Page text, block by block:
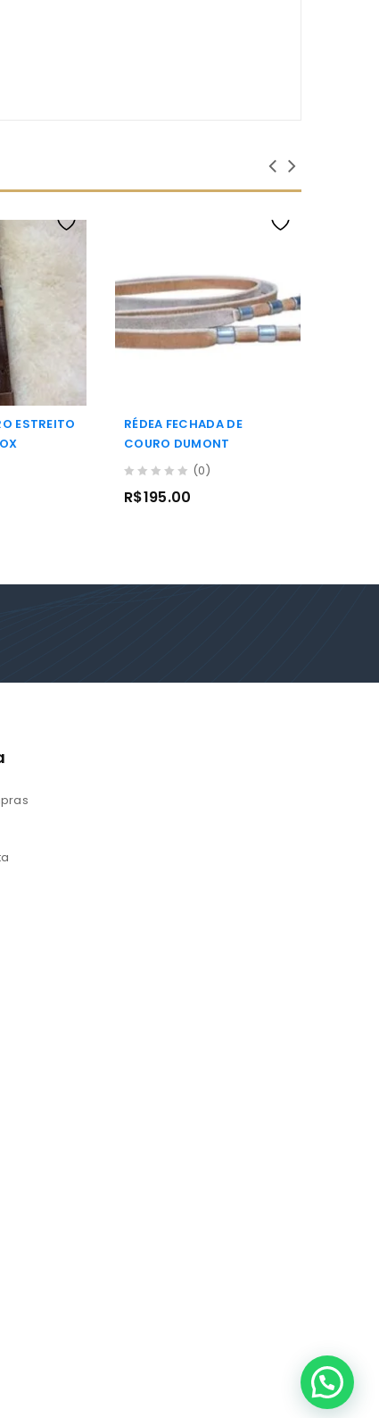
ESTREITO
RÉDEA FECHADA DE
COURO DUMONT
out
(0)
R$195.00